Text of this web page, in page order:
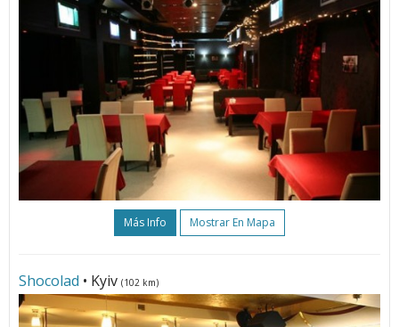
Más Info Mostrar En Mapa
Shocolad • Kyiv (102 km)